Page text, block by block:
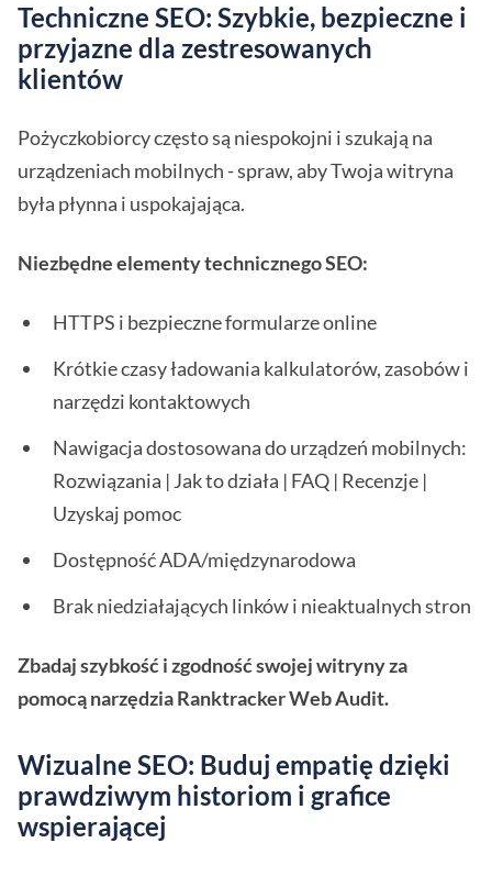
Techniczne SEO: Szybkie, bezpieczne i
przyjazne dla zestresowanych
klientów
Pożyczkobiorcy często są niespokojni i szukają na
urządzeniach mobilnych - spraw, aby Twoja witryna
była płynna i uspokajająca.
Niezbędne elementy technicznego SEO:
HTTPS i bezpieczne formularze online
Krótkie czasy ładowania kalkulatorów, zasobów i
narzędzi kontaktowych
Nawigacja dostosowana do urządzeń mobilnych:
Rozwiązania | Jak to działa | FAQ | Recenzje |
Uzyskaj pomoc
Dostępność ADA/międzynarodowa
Brak niedziałających linków i nieaktualnych stron
Zbadaj szybkość i zgodność swojej witryny za
pomocą narzędzia Ranktracker Web Audit.
Wizualne SEO: Buduj empatię dzięki
prawdziwym historiom i grafice
wspierającej